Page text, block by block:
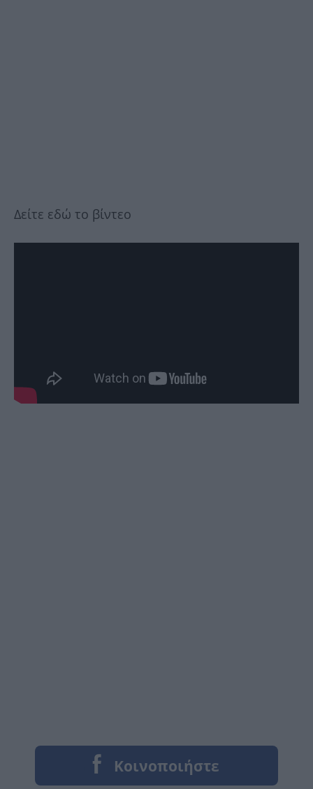
Δείτε εδώ το βίντεο